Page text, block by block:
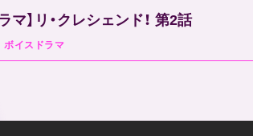
マ】リ・クレシェンド！ 第2話
ボイスドラマ